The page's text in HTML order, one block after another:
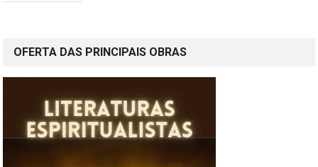
OFERTA DAS PRINCIPAIS OBRAS